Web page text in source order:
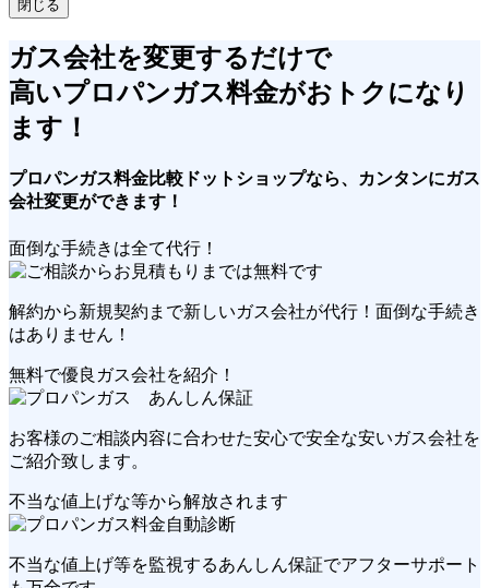
閉じる
ガス会社を変更するだけで
高いプロパンガス料金がおトクになり
ます！
プロパンガス料金比較ドットショップなら、 カンタンにガス
会社変更ができます！
面倒な手続きは全て代行！
解約から新規契約まで新しいガス会社が代行！ 面倒な手続き
はありません！
無料で優良ガス会社を紹介！
お客様のご相談内容に合わせた安心で安全な安いガス会社を
ご紹介致します。
不当な値上げな等から解放されます
不当な値上げ等を監視するあんしん保証でアフターサポート